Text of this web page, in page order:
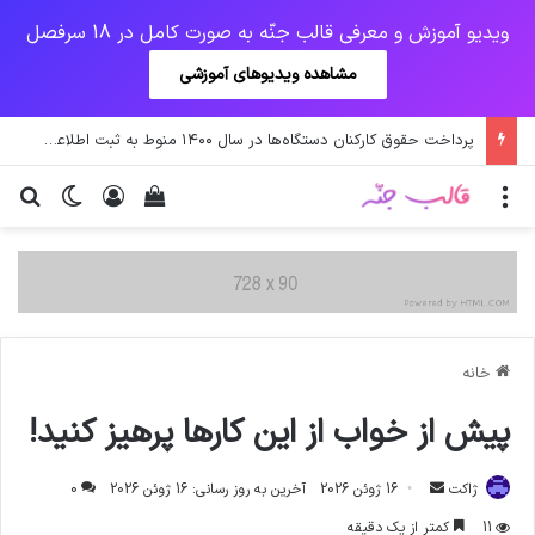
ویدیو آموزش و معرفی قالب جنّه به صورت کامل در 18 سرفصل
مشاهده ویدیوهای آموزشی
پرداخت حقوق کارکنان دستگاه‌ها در سال ۱۴۰۰ منوط به ثبت اطلاعات کارکنان در سامانه شد
تغییر ورود
دیدن سبد خرید منو
خانه
پیش از خواب از این کارها پرهیز کنید!
ژاکت
ارسال
ایمیل
16 ژوئن 2026 آخرین به روز رسانی: 16 ژوئن 2026
0
11
کمتر از یک دقیقه